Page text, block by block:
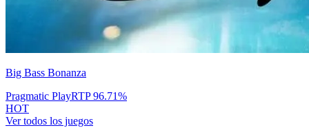
Big Bass Bonanza
Pragmatic PlayRTP96.71%
HOT
Ver todos los juegos